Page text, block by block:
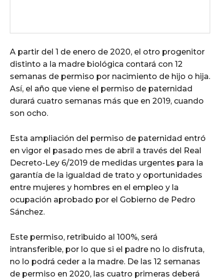
A partir del 1 de enero de 2020, el otro progenitor
distinto a la madre biológica contará con 12
semanas de permiso por nacimiento de hijo o hija.
Así, el año que viene el permiso de paternidad
durará cuatro semanas más que en 2019, cuando
son ocho.
Esta ampliación del permiso de paternidad entró
en vigor el pasado mes de abril a través del Real
Decreto-Ley 6/2019 de medidas urgentes para la
garantía de la igualdad de trato y oportunidades
entre mujeres y hombres en el empleo y la
ocupación aprobado por el Gobierno de Pedro
Sánchez.
Este permiso, retribuido al 100%, será
intransferible, por lo que si el padre no lo disfruta,
no lo podrá ceder a la madre. De las 12 semanas
de permiso en 2020, las cuatro primeras deberá